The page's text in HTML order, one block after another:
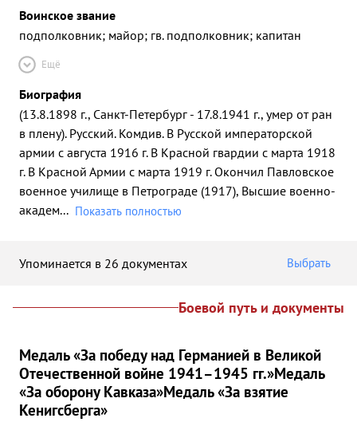
Воинское звание
подполковник; майор; гв. подполковник; капитан
Ещё
Биография
(13.8.1898 г., Санкт-Петербург - 17.8.1941 г., умер от ран
в плену). Русский. Комдив. В Русской императорской
армии с августа 1916 г. В Красной гвардии с марта 1918
г. В Красной Армии с марта 1919 г. Окончил Павловское
военное училище в Петрограде (1917), Высшие военно-
академ... Показать полностью
Упоминается в 26 документах Выбрать
Боевой путь и документы
Медаль «За победу над Германией в Великой
Отечественной войне 1941–1945 гг.»Медаль
«За оборону Кавказа»Медаль «За взятие
Кенигсберга»